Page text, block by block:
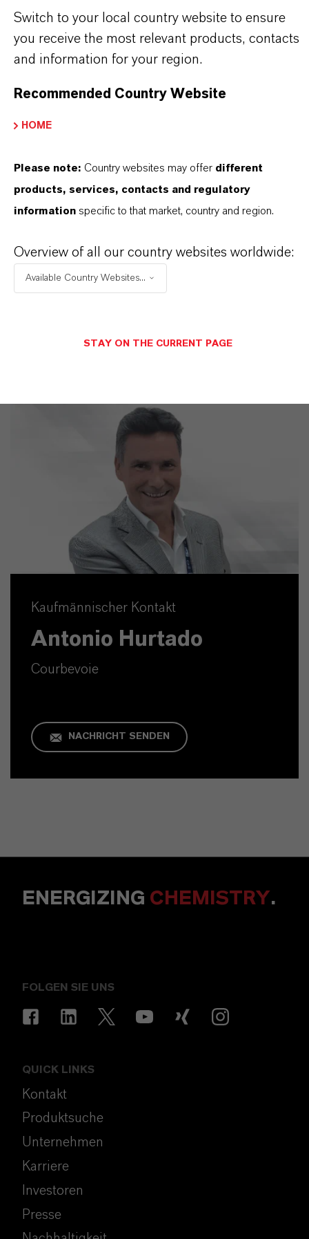
PRODUKTINFORMATIONEN
PRODUKTSYNONYME
Kaufmännischer Kontakt
Antonio Hurtado
Courbevoie
NACHRICHT SENDEN
ENERGIZING CHEMISTRY.
FOLGEN SIE UNS
QUICK LINKS
Kontakt
Produktsuche
Unternehmen
Karriere
Investoren
Presse
Switch to your local country website to ensure
you receive the most relevant products, contacts
and information for your region.
Recommended Country Website
HOME
Please note: Country websites may offer different
products, services, contacts and regulatory
information specific to that market, country and region.
Overview of all our country websites worldwide:
Available Country Websites...
STAY ON THE CURRENT PAGE